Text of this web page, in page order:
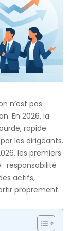
n’est pas
En 2026, la
rapide
les dirigeants.
les premiers
responsabilité
actifs,
proprement.